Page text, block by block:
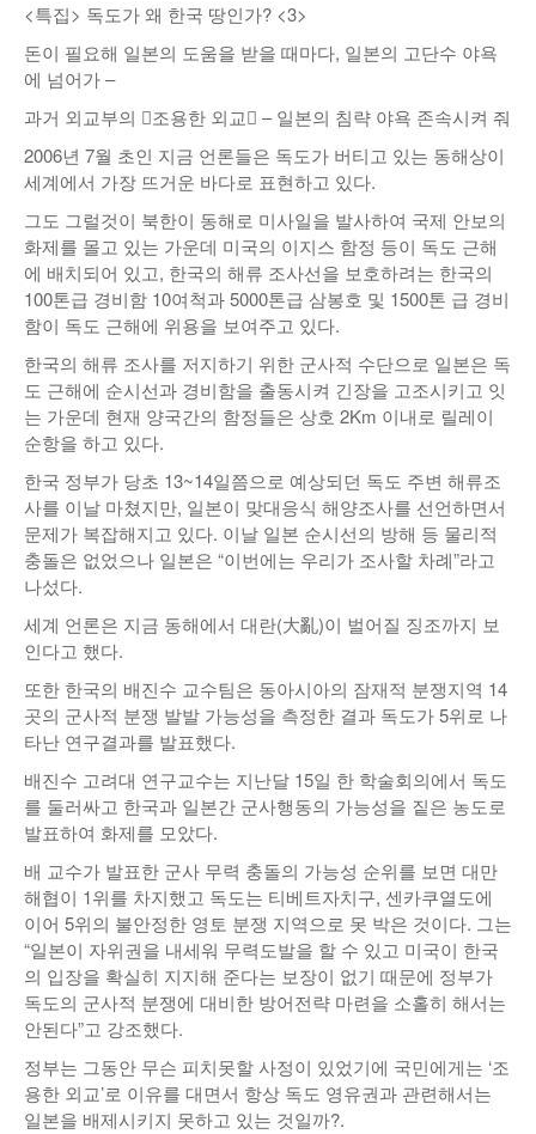
낚시/비치
골프
<특집> 독도가 왜 한국 땅인가? <3>
돈이 필요해 일본의 도움을 받을 때마다, 일본의 고단수 야욕
에 넘어가 –
과거 외교부의 󰡐조용한 외교󰡑 – 일본의 침략 야욕 존속시켜 줘
2006년 7월 초인 지금 언론들은 독도가 버티고 있는 동해상이
세계에서 가장 뜨거운 바다로 표현하고 있다.
그도 그럴것이 북한이 동해로 미사일을 발사하여 국제 안보의
화제를 몰고 있는 가운데 미국의 이지스 함정 등이 독도 근해
에 배치되어 있고, 한국의 해류 조사선을 보호하려는 한국의
100톤급 경비함 10여척과 5000톤급 삼봉호 및 1500톤 급 경비
함이 독도 근해에 위용을 보여주고 있다.
한국의 해류 조사를 저지하기 위한 군사적 수단으로 일본은 독
도 근해에 순시선과 경비함을 출동시켜 긴장을 고조시키고 잇
는 가운데 현재 양국간의 함정들은 상호 2Km 이내로 릴레이
순항을 하고 있다.
한국 정부가 당초 13~14일쯤으로 예상되던 독도 주변 해류조
사를 이날 마쳤지만, 일본이 맞대응식 해양조사를 선언하면서
문제가 복잡해지고 있다. 이날 일본 순시선의 방해 등 물리적
충돌은 없었으나 일본은 “이번에는 우리가 조사할 차례”라고
나섰다.
세계 언론은 지금 동해에서 대란(大亂)이 벌어질 징조까지 보
인다고 했다.
또한 한국의 배진수 교수팀은 동아시아의 잠재적 분쟁지역 14
곳의 군사적 분쟁 발발 가능성을 측정한 결과 독도가 5위로 나
타난 연구결과를 발표했다.
배진수 고려대 연구교수는 지난달 15일 한 학술회의에서 독도
를 둘러싸고 한국과 일본간 군사행동의 가능성을 짙은 농도로
발표하여 화제를 모았다.
배 교수가 발표한 군사 무력 충돌의 가능성 순위를 보면 대만
해협이 1위를 차지했고 독도는 티베트자치구, 센카쿠열도에
이어 5위의 불안정한 영토 분쟁 지역으로 못 박은 것이다. 그는
“일본이 자위권을 내세워 무력도발을 할 수 있고 미국이 한국
의 입장을 확실히 지지해 준다는 보장이 없기 때문에 정부가
독도의 군사적 분쟁에 대비한 방어전략 마련을 소홀히 해서는
안된다”고 강조했다.
정부는 그동안 무슨 피치못할 사정이 있었기에 국민에게는 ‘조
용한 외교’로 이유를 대면서 항상 독도 영유권과 관련해서는
일본을 배제시키지 못하고 있는 것일까?.